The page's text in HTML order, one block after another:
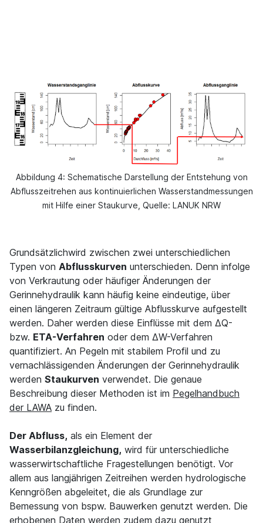
Abbildung 4: Schematische Darstellung der Entstehung von
Abflusszeitrehen aus kontinuierlichen Wasserstandmessungen
mit Hilfe einer Staukurve, Quelle: LANUK NRW
Grundsätzlichwird zwischen zwei unterschiedlichen
Typen von Abflusskurven unterschieden. Denn infolge
von Verkrautung oder häufiger Änderungen der
Gerinnehydraulik kann häufig keine eindeutige, über
einen längeren Zeitraum gültige Abflusskurve aufgestellt
werden. Daher werden diese Einflüsse mit dem ∆Q-
bzw. ETA-Verfahren oder dem ∆W-Verfahren
quantifiziert. An Pegeln mit stabilem Profil und zu
vernachlässigenden Änderungen der Gerinnehydraulik
werden Staukurven verwendet. Die genaue
Beschreibung dieser Methoden ist im Pegelhandbuch
der LAWA zu finden.
Der Abfluss, als ein Element der
Wasserbilanzgleichung, wird für unterschiedliche
wasserwirtschaftliche Fragestellungen benötigt. Vor
allem aus langjährigen Zeitreihen werden hydrologische
Kenngrößen abgeleitet, die als Grundlage zur
Bemessung von bspw. Bauwerken genutzt werden. Die
erhobenen Daten werden zudem dazu genutzt